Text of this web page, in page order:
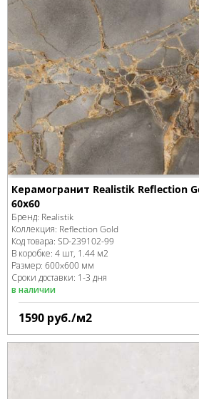
Керамогранит Realistik Reflection
60x60
Бренд: Realistik
Коллекция: Reflection Gold
Код товара: SD-239102-99
В коробке: 4 шт, 1.44 м2
Размер: 600x600 мм
Сроки доставки: 1-3 дня
в наличии
1590 руб./м2